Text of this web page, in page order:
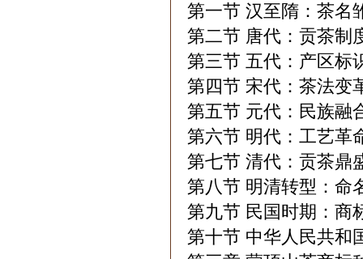
第一节 汉至隋：茶名
第二节 唐代：贡茶制
第三节 五代：产区标
第四节 宋代：茶法变
第五节 元代：民族融
第六节 明代：工艺革
第七节 清代：贡茶鼎
第八节 明清转型：命
第九节 民国时期：商
第十节 中华人民共和